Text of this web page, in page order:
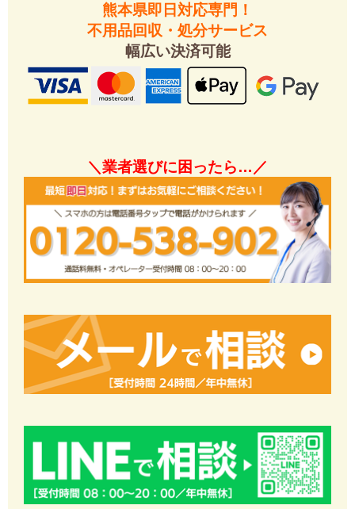
熊本県即日対応専門！
不用品回収・処分サービス
幅広い決済可能
＼業者選びに困ったら…／